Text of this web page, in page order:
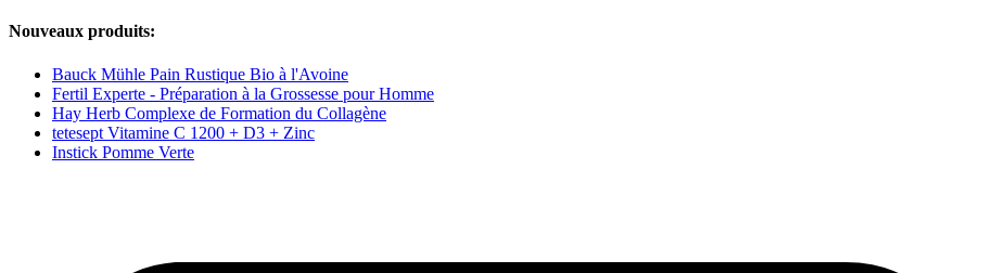
Nouveaux produits:
Bauck Mühle Pain Rustique Bio à l'Avoine
Fertil Experte - Préparation à la Grossesse pour Homme
Hay Herb Complexe de Formation du Collagène
tetesept Vitamine C 1200 + D3 + Zinc
Instick Pomme Verte